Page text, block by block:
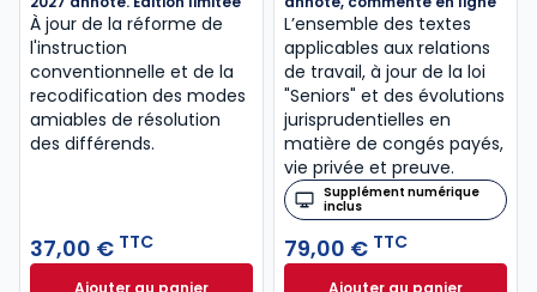
À jour de la réforme de
l'instruction
conventionnelle et de la
recodification des modes
amiables de résolution
des différends.
37,00 € TTC
Ajouter au panier
L’ensemble des textes
applicables aux relations
de travail, à jour de la loi
"Seniors" et des évolutions
jurisprudentielles en
matière de congés payés,
vie privée et preuve.
Supplément numérique
inclus
79,00 € TTC
Ajouter au panier